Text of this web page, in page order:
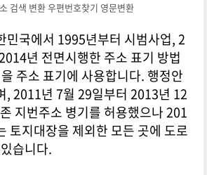
검색 변환 우편번호찾기 영문변환
민국에서 1995년부터 시범사업, 2
년 전면시행한 주소 표기 방법
주소 표기에 사용합니다. 행정안
, 2011년 7월 29일부터 2013년 12
지번주소 병기를 허용했으나 201
토지대장을 제외한 모든 곳에 도로
습니다.